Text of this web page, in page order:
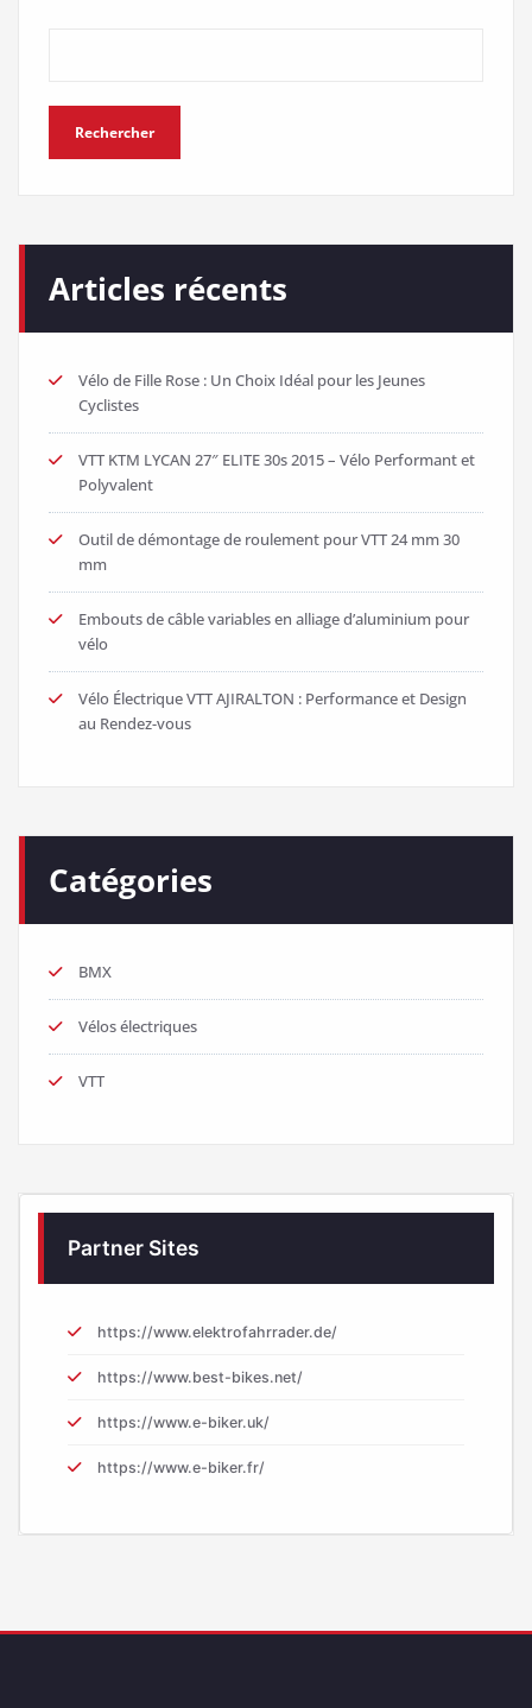
Rechercher
Articles récents
Vélo de Fille Rose : Un Choix Idéal pour les Jeunes
Cyclistes
VTT KTM LYCAN 27″ ELITE 30s 2015 – Vélo Performant et
Polyvalent
Outil de démontage de roulement pour VTT 24 mm 30
mm
Embouts de câble variables en alliage d’aluminium pour
vélo
Vélo Électrique VTT AJIRALTON : Performance et Design
au Rendez-vous
Catégories
BMX
Vélos électriques
VTT
Partner Sites
https://www.elektrofahrrader.de/
https://www.best-bikes.net/
https://www.e-biker.uk/
https://www.e-biker.fr/